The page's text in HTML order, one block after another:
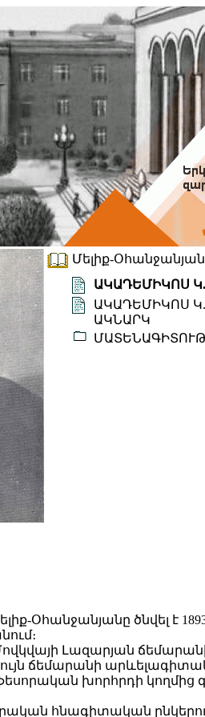
Մելիք-
ԱԿԱԴԵՄԻԿՈՍ
ԱԿԱԴԵՄԻԿՈՍ
ԱԿՆԱՐԿ
Օհանջանյանը ծնվել է 1893
է Մովկվայի Լազարյան
է նույն ճեմարանի
խորհրդի կողմից
հնագիտական